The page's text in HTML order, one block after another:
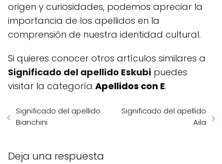
origen y curiosidades, podemos apreciar la
importancia de los apellidos en la
comprensión de nuestra identidad cultural.
Si quieres conocer otros artículos similares a
Significado del apellido Eskubi puedes
visitar la categoría Apellidos con E.
Significado del apellido
Bianchini
Significado del apellido
Aila
Deja una respuesta